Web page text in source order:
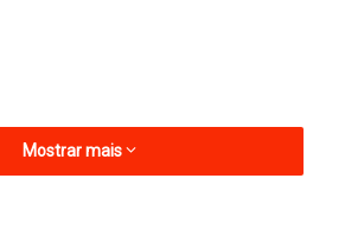
Mostrar mais